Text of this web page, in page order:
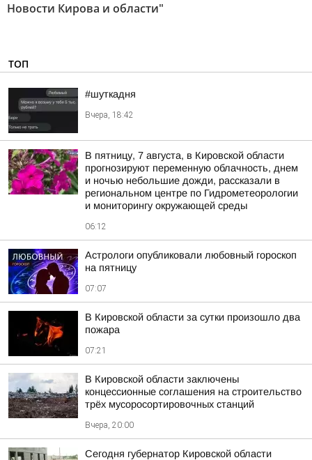
Новости Кирова и области"
ТОП
#шуткадня
Вчера, 18:42
В пятницу, 7 августа, в Кировской области
прогнозируют переменную облачность, днем
и ночью небольшие дожди, рассказали в
региональном центре по Гидрометеорологии
и мониторингу окружающей среды
06:12
Астрологи опубликовали любовный гороскоп
на пятницу
07:07
В Кировской области за сутки произошло два
пожара
07:21
В Кировской области заключены
концессионные соглашения на строительство
трёх мусоросортировочных станций
Вчера, 20:00
Сегодня губернатор Кировской области